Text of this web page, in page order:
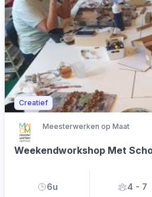
Creatief
Meesterwerken op Maat
Weekendworkshop Met
6u 4 - 7